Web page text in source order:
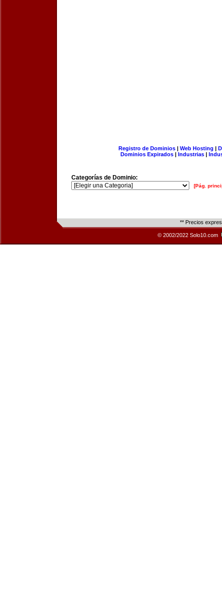
Registro de Dominios| Web Hosting |
Dominios Expirados | Industrias |
Categorías de Dominio:
[Pág.
** Precios
© 2002/2022 Solo10.com